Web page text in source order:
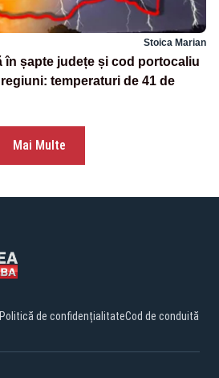
Stoica Marian
în șapte județe și cod portocaliu
temperaturi de 41 de
Mai Multe
Politică de confidențialitateCod de conduită